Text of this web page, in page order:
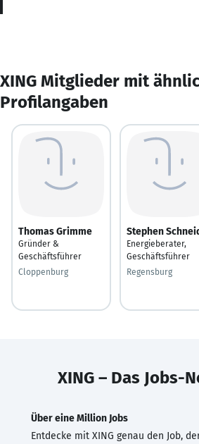
XING Mitglieder mit
Profilangaben
Thomas Grimme
Gründer &
Geschäftsführer
Cloppenburg
Stephen
Energieberater,
Geschäftsführer
Regensburg
XING – Das Jobs-
Über eine Million Jobs
Entdecke mit XING genau den Job,